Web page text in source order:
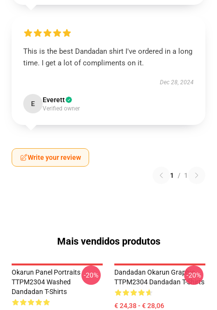
This is the best Dandadan shirt I've ordered in a long
time. I get a lot of compliments on it.
Dec 28, 2024
E Everett
Verified owner
Write your review
1 / 1
Mais vendidos produtos
Okarun Panel Portraits
TTPM2304 Washed
Dandadan T-Shirts
-20%
Dandadan Okarun Graphic
TTPM2304 Dandadan T-Shirts
€ 24,38 - € 28,06
-20%